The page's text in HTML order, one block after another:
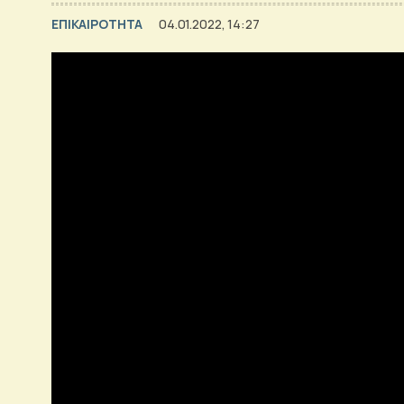
ΕΠΙΚΑΙΡΟΤΗΤΑ 04.01.2022, 14:27